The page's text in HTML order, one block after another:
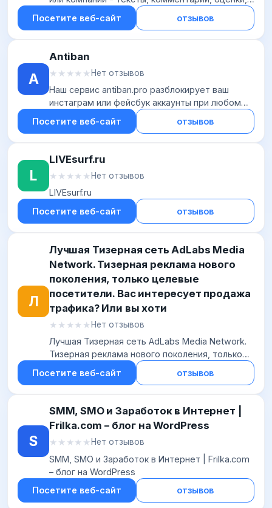
мнения, ссылки. Тысячи исполнителей онлайн,
мгновенное пополнение баланса картами,...
Посетите веб-сайт отзывов
A
Antiban
★★★★★
★★★★★Нет отзывов
Наш сервис antiban.pro разблокирует ваш
инстаграм или фейсбук аккаунты при любом
виде бана или блокировке. Так же, вы можете
защитить инстаграм аккаунт. Гибкая система
Посетите веб-сайт отзывов
L
LIVEsurf.ru
★★★★★
★★★★★ Нет отзывов
LIVEsurf.ru
Посетите веб-сайт
отзывов
Л
Лучшая Тизерная сеть AdLabs Media
Network. Тизерная реклама нового
поколения, только целевые
посетители. Вас интересует продажа
трафика? Или вы хоти
★★★★★
★★★★★ Нет отзывов
Лучшая Тизерная сеть AdLabs Media Network.
Тизерная реклама нового поколения, только
целевые посетители. Вас интересует продажа
трафика? Или вы хоти
Посетите веб-сайт отзывов
S
SMM, SMO и Заработок в Интернет |
Frilka.com – блог на WordPress
★★★★★
★★★★★ Нет отзывов
SMM, SMO и Заработок в Интернет | Frilka.com
– блог на WordPress
Посетите веб-сайт
отзывов